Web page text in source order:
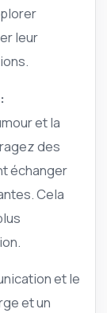
leur
et la
des
échanger
Cela
et le
et un